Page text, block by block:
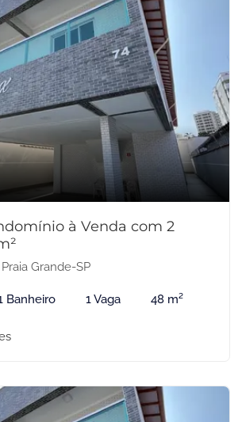
à Venda com 2
Grande-SP
Banheiro 1 Vaga 48 m²